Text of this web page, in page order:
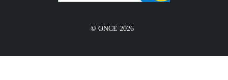
© ONCE 2026